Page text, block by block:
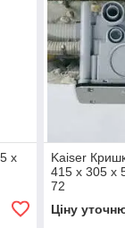
x
Kaiser
415 x 305 x
72
Ціну